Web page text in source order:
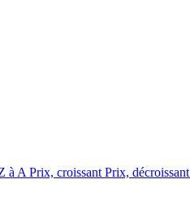
à A Prix, croissant Prix, décroissant